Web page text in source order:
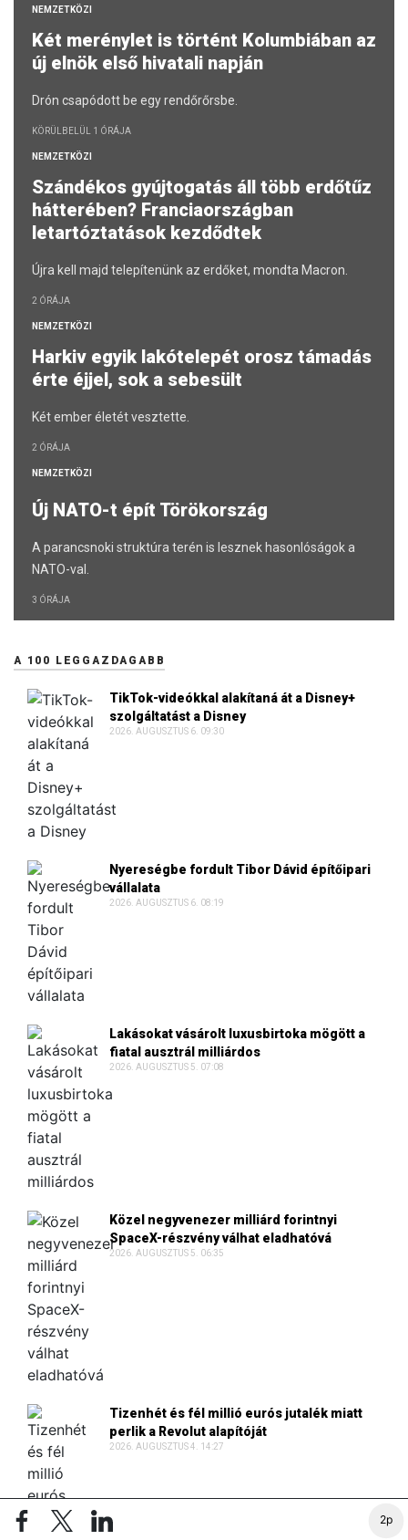
2p
NEMZETKÖZI
Két merénylet is történt Kolumbiában az
új elnök első hivatali napján
Drón csapódott be egy rendőrőrsbe.
KÖRÜLBELÜL 1 ÓRÁJA
NEMZETKÖZI
Szándékos gyújtogatás áll több erdőtűz
hátterében? Franciaországban
letartóztatások kezdődtek
Újra kell majd telepítenünk az erdőket, mondta Macron.
2 ÓRÁJA
NEMZETKÖZI
Harkiv egyik lakótelepét orosz támadás
érte éjjel, sok a sebesült
Két ember életét vesztette.
2 ÓRÁJA
NEMZETKÖZI
Új NATO-t épít Törökország
A parancsnoki struktúra terén is lesznek hasonlóságok a
NATO-val.
3 ÓRÁJA
A 100 LEGGAZDAGABB
TikTok-videókkal alakítaná át a Disney+
szolgáltatást a Disney
2026. AUGUSZTUS 6. 09:30
Nyereségbe fordult Tibor Dávid építőipari
vállalata
2026. AUGUSZTUS 6. 08:19
Lakásokat vásárolt luxusbirtoka mögött a
fiatal ausztrál milliárdos
2026. AUGUSZTUS 5. 07:08
Közel negyvenezer milliárd forintnyi
SpaceX-részvény válhat eladhatóvá
2026. AUGUSZTUS 5. 06:35
Tizenhét és fél millió eurós jutalék miatt
perlik a Revolut alapítóját
2026. AUGUSZTUS 4. 14:27